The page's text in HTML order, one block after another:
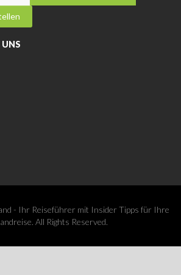
UNS
- Ihr Reiseführer mit Insider Tipps für Ihre
All Rights Reserved.